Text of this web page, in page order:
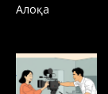
Алоқа